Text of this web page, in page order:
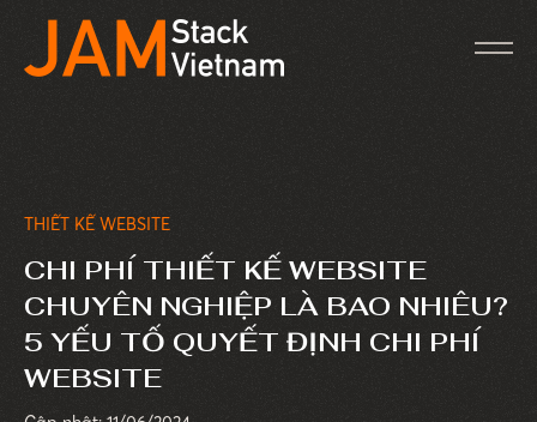
THIẾT KẾ WEBSITE
CHI PHÍ THIẾT KẾ WEBSITE
CHUYÊN NGHIỆP LÀ BAO NHIÊU?
5 YẾU TỐ QUYẾT ĐỊNH CHI PHÍ
WEBSITE